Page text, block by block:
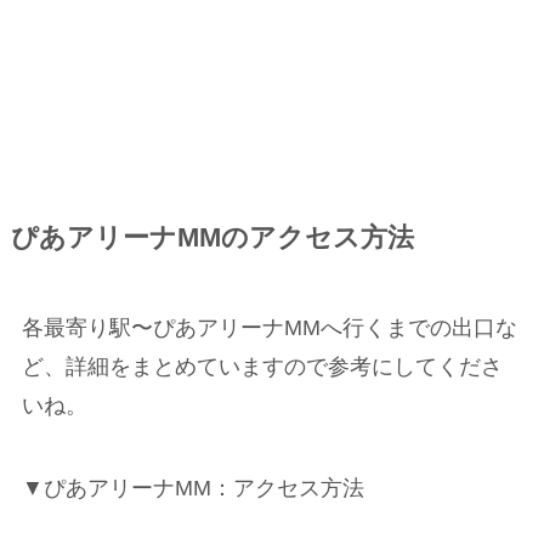
ぴあアリーナMMのアクセス方法
各最寄り駅〜ぴあアリーナMMへ行くまでの出口な
ど、詳細をまとめていますので参考にしてくださ
いね。
▼ぴあアリーナMM：アクセス方法